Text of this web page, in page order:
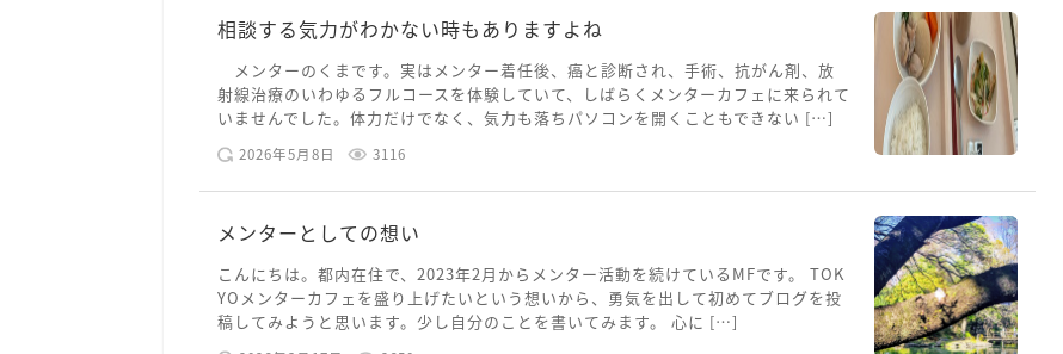
相談する気力がわかない時もありますよね
メンターのくまです。実はメンター着任後、癌と診断され、手術、抗がん剤、放
射線治療のいわゆるフルコースを体験していて、しばらくメンターカフェに来られて
いませんでした。体力だけでなく、気力も落ちパソコンを開くこともできない […]
2026年5月8日 3116
メンターとしての想い
こんにちは。都内在住で、2023年2月からメンター活動を続けているMFです。 TOK
YOメンターカフェを盛り上げたいという想いから、勇気を出して初めてブログを投
稿してみようと思います。少し自分のことを書いてみます。 心に […]